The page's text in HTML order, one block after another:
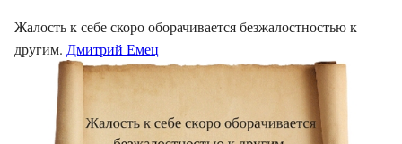
Жалость к себе скоро оборачивается безжалостностью к
другим. Дмитрий Емец